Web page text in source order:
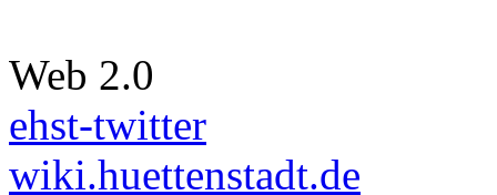
Web 2.0
ehst-twitter
wiki.huettenstadt.de